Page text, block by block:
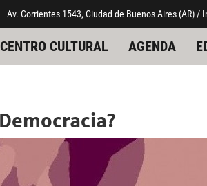
Av. Corrientes 1543, Ciudad de Buenos Aires (AR)
CENTRO CULTURAL AGENDA